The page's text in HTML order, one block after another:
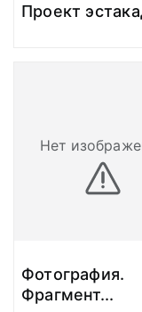
Проект
Нет
Фотография.
Фрагмент...